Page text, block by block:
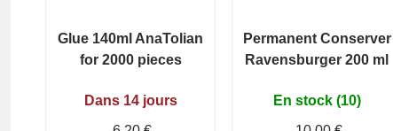
Glue 140ml AnaTolian
for 2000 pieces
Dans 14 jours
Permanent Conserver
Ravensburger 200 ml
En stock (10)